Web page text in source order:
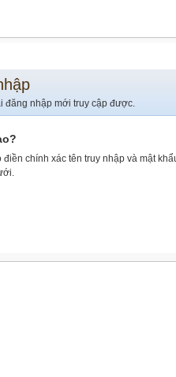
đăng nhập mới truy cập được.
chính xác tên truy nhập và mật